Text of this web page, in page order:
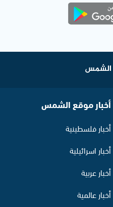
أخبار موقع الشمس
أخبار فلسطينية
أخبار اسرائيلية
أخبار عربية
أخبار عالمية